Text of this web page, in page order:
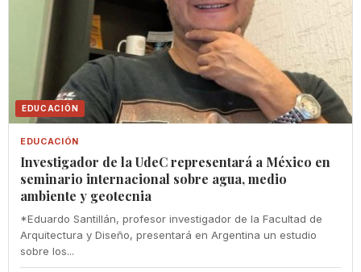
EDUCACIÓN
EDUCACIÓN
Investigador de la UdeC representará a México en
seminario internacional sobre agua, medio
ambiente y geotecnia
*Eduardo Santillán, profesor investigador de la Facultad de
Arquitectura y Diseño, presentará en Argentina un estudio
sobre los...